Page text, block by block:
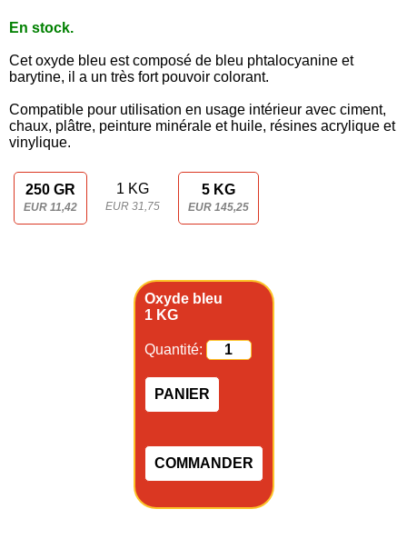
En stock.
Cet oxyde bleu est composé de bleu phtalocyanine et
barytine, il a un très fort pouvoir colorant.
Compatible pour utilisation en usage intérieur avec ciment,
chaux, plâtre, peinture minérale et huile, résines acrylique et
vinylique.
250 GR
EUR 11,42
1 KG
EUR 31,75
5 KG
EUR 145,25
Oxyde bleu
1 KG
Quantité:
PANIER
COMMANDER